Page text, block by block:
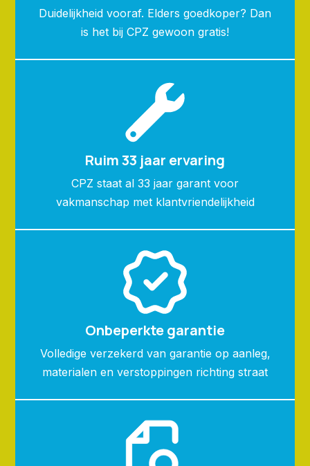
Duidelijkheid vooraf. Elders goedkoper? Dan
is het bij CPZ gewoon gratis!
Ruim 33 jaar ervaring
CPZ staat al 33 jaar garant voor
vakmanschap met klantvriendelijkheid
Onbeperkte garantie
Volledige verzekerd van garantie op aanleg,
materialen en verstoppingen richting straat